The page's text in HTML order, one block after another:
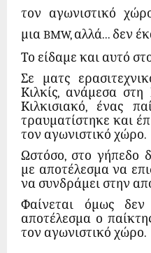
τον αγωνιστικό
μια BMW, αλλά... δεν
Το είδαμε και αυτό
Σε ματς
Κιλκίς, ανάμεσα
Κιλκισιακό, ένας
τραυματίστηκε και
τον αγωνιστικό χώρο.
Ωστόσο, στο γήπεδο
με αποτέλεσμα να
να συνδράμει στην
Φαίνεται όμως
αποτέλεσμα ο
τον αγωνιστικό χώρο.